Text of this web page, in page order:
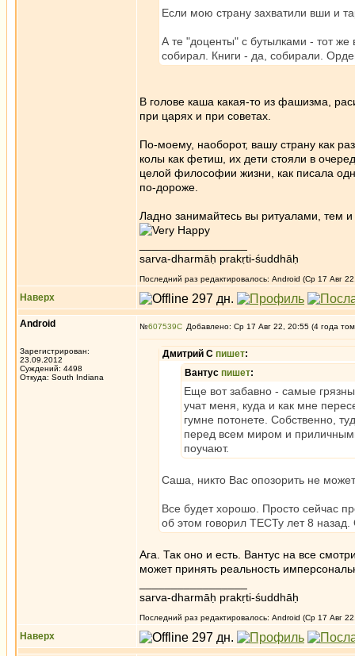
Если мою страну захватили вши и
А те "доценты" с бутылками - тот
собирал. Книги - да, собирали.
В голове каша какая-то из фашизма,
при царях и при советах.
По-моему, наоборот, вашу страну как
колы как фетиш, их дети стояли в
целой философии жизни, как писала
по-дороже.
Ладно занимайтесь вы ритуалами, тем
sarva-dharmāḥ prakṛti-śuddhāḥ
Последний раз редактировалось: Android (Ср 17 Авг
Наверх
Android
Зарегистрирован:
23.09.2012
Суждений: 4498
Откуда: South Indiana
№607539 Добавлено: Ср 17 Авг 22, 20:55 (4 года
Дмитрий С пишет:
Вантус пишет:
Еще вот забавно - самые
учат меня, куда и как мне
гумне потонете. Собственно,
перед всем миром и
поучают.
Саша, никто Вас опозорить не
Все будет хорошо. Просто сейчас
об этом говорил ТЕСТу лет 8
Ага. Так оно и есть. Вантус на все
может принять реальность
sarva-dharmāḥ prakṛti-śuddhāḥ
Последний раз редактировалось: Android (Ср 17 Авг
Наверх